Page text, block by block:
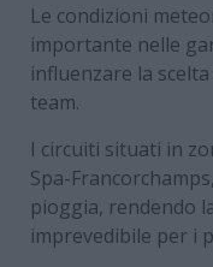
Le condizioni
importante nelle
influenzare la
team.
I circuiti situati in
Spa-
pioggia, rendendo
imprevedibile per i